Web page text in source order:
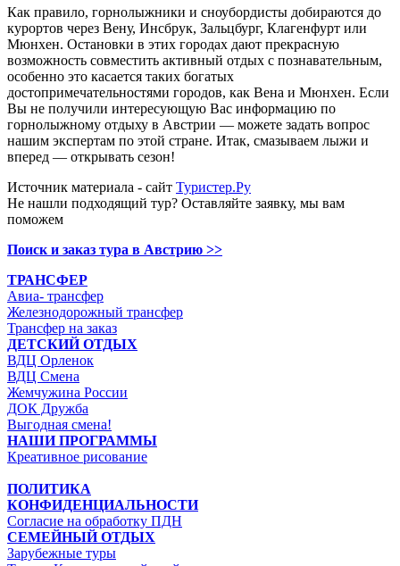
Как правило, горнолыжники и сноубордисты добираются до
курортов через Вену, Инсбрук, Зальцбург, Клагенфурт или
Мюнхен. Остановки в этих городах дают прекрасную
возможность совместить активный отдых с познавательным,
особенно это касается таких богатых
достопримечательностями городов, как Вена и Мюнхен. Если
Вы не получили интересующую Вас информацию по
горнолыжному отдыху в Австрии — можете задать вопрос
нашим экспертам по этой стране. Итак, смазываем лыжи и
вперед — открывать сезон!
Источник материала - сайт Туристер.Ру
Не нашли подходящий тур? Оставляйте заявку, мы вам
поможем
Поиск и заказ тура в Австрию >>
ТРАНСФЕР
Авиа- трансфер
Железнодорожный трансфер
Трансфер на заказ
ДЕТСКИЙ ОТДЫХ
ВДЦ Орленок
ВДЦ Смена
Жемчужина России
ДОК Дружба
Выгодная смена!
НАШИ ПРОГРАММЫ
Креативное рисование
ПОЛИТИКА
КОНФИДЕНЦИАЛЬНОСТИ
Согласие на обработку ПДН
СЕМЕЙНЫЙ ОТДЫХ
Зарубежные туры